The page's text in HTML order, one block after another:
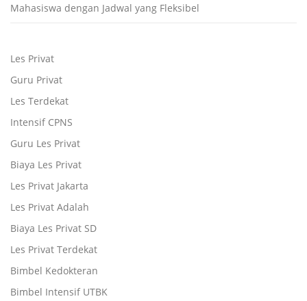
Mahasiswa dengan Jadwal yang Fleksibel
Les Privat
Guru Privat
Les Terdekat
Intensif CPNS
Guru Les Privat
Biaya Les Privat
Les Privat Jakarta
Les Privat Adalah
Biaya Les Privat SD
Les Privat Terdekat
Bimbel Kedokteran
Bimbel Intensif UTBK